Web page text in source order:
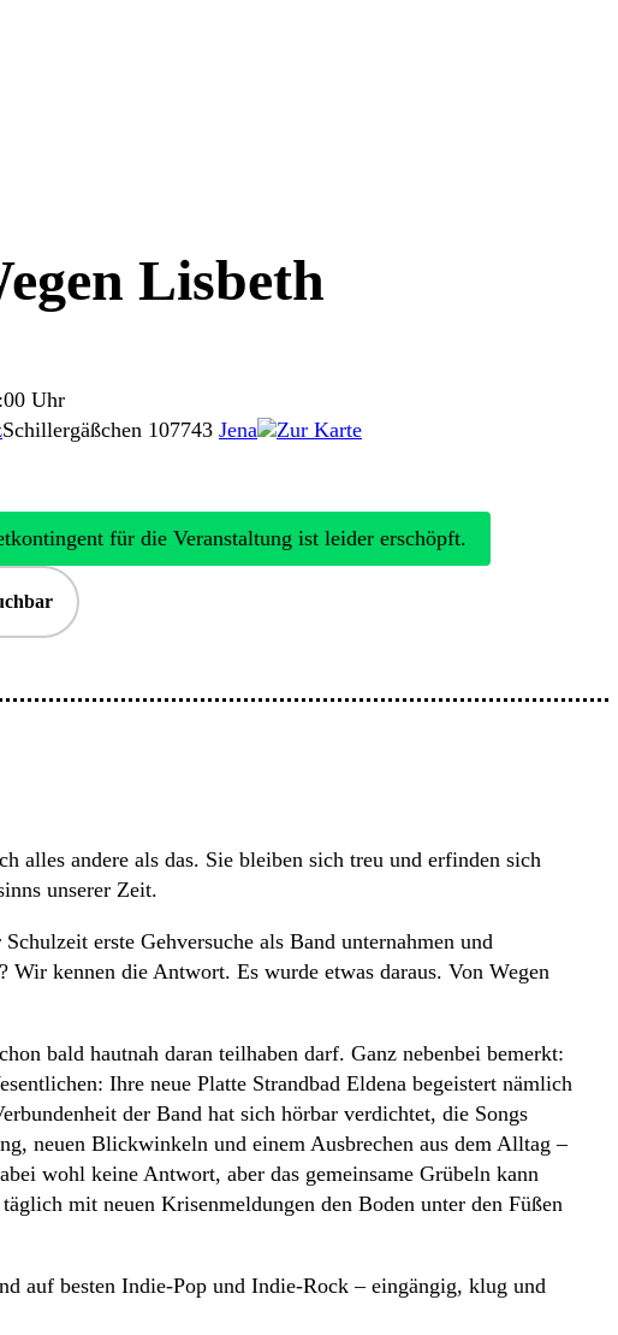
Lisbeth
Uhr
Schillergäßchen 107743 Jena
Zur Karte
für die Veranstaltung ist leider erschöpft.
alles andere als das. Sie bleiben sich treu und erfinden sich
unserer Zeit.
erste Gehversuche als Band unternahmen und
Wir kennen die Antwort. Es wurde etwas daraus. Von Wegen
bald hautnah daran teilhaben darf. Ganz nebenbei bemerkt:
Ihre neue Platte Strandbad Eldena begeistert nämlich
der Band hat sich hörbar verdichtet, die Songs
neuen Blickwinkeln und einem Ausbrechen aus dem Alltag –
wohl keine Antwort, aber das gemeinsame Grübeln kann
mit neuen Krisenmeldungen den Boden unter den Füßen
auf besten Indie-Pop und Indie-Rock – eingängig, klug und